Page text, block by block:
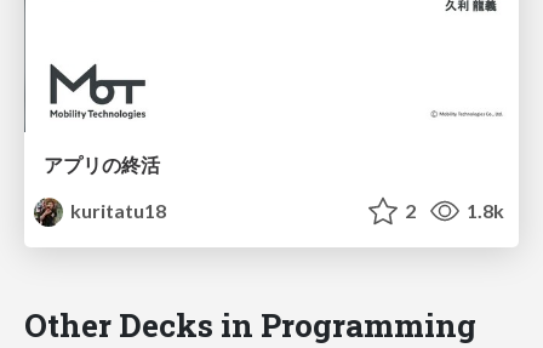
アプリの終活
kuritatu18
2 1.8k
Other Decks in Programming